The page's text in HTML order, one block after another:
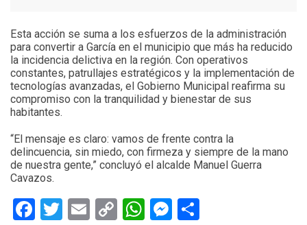
Esta acción se suma a los esfuerzos de la administración
para convertir a García en el municipio que más ha reducido
la incidencia delictiva en la región. Con operativos
constantes, patrullajes estratégicos y la implementación de
tecnologías avanzadas, el Gobierno Municipal reafirma su
compromiso con la tranquilidad y bienestar de sus
habitantes.
“El mensaje es claro: vamos de frente contra la
delincuencia, sin miedo, con firmeza y siempre de la mano
de nuestra gente,” concluyó el alcalde Manuel Guerra
Cavazos.
Facebook
Twitter
EmailCopyWhatsApp
Messenger